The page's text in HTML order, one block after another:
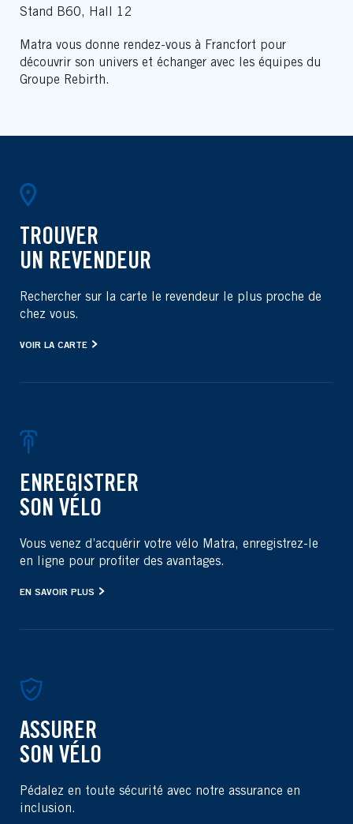
Stand B60, Hall 12
Matra vous donne rendez-vous à Francfort pour
découvrir son univers et échanger avec les équipes du
Groupe Rebirth.
TROUVER
UN REVENDEUR
Rechercher sur la carte le revendeur le plus proche de
chez vous.
VOIR LA CARTE
ENREGISTRER
SON VÉLO
Vous venez d’acquérir votre vélo Matra, enregistrez-le
en ligne pour profiter des avantages.
EN SAVOIR PLUS
ASSURER
SON VÉLO
Pédalez en toute sécurité avec notre assurance en
inclusion.